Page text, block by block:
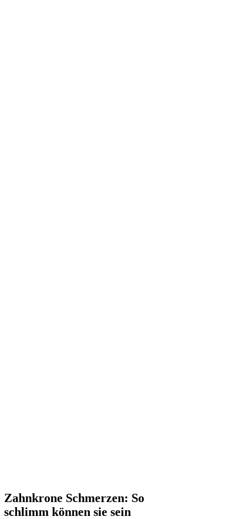
Zahnkrone Schmerzen: So
schlimm können sie sein